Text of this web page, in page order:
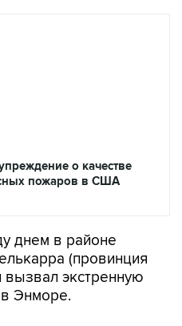
о качестве
пожаров в США
днем в районе
(провинция
вызвал экстренную
Энморе.